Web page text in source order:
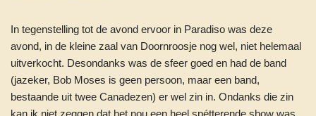
In tegenstelling tot de avond ervoor in Paradiso was deze
avond, in de kleine zaal van Doornroosje nog wel, niet helemaal
uitverkocht. Desondanks was de sfeer goed en had de band
(jazeker, Bob Moses is geen persoon, maar een band,
bestaande uit twee Canadezen) er wel zin in. Ondanks die zin
kan ik niet zeggen dat het nou een heel spétterende show was,